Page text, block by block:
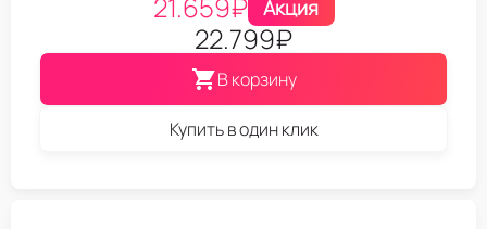
Акция
22.799₽
В корзину
Купить в один клик